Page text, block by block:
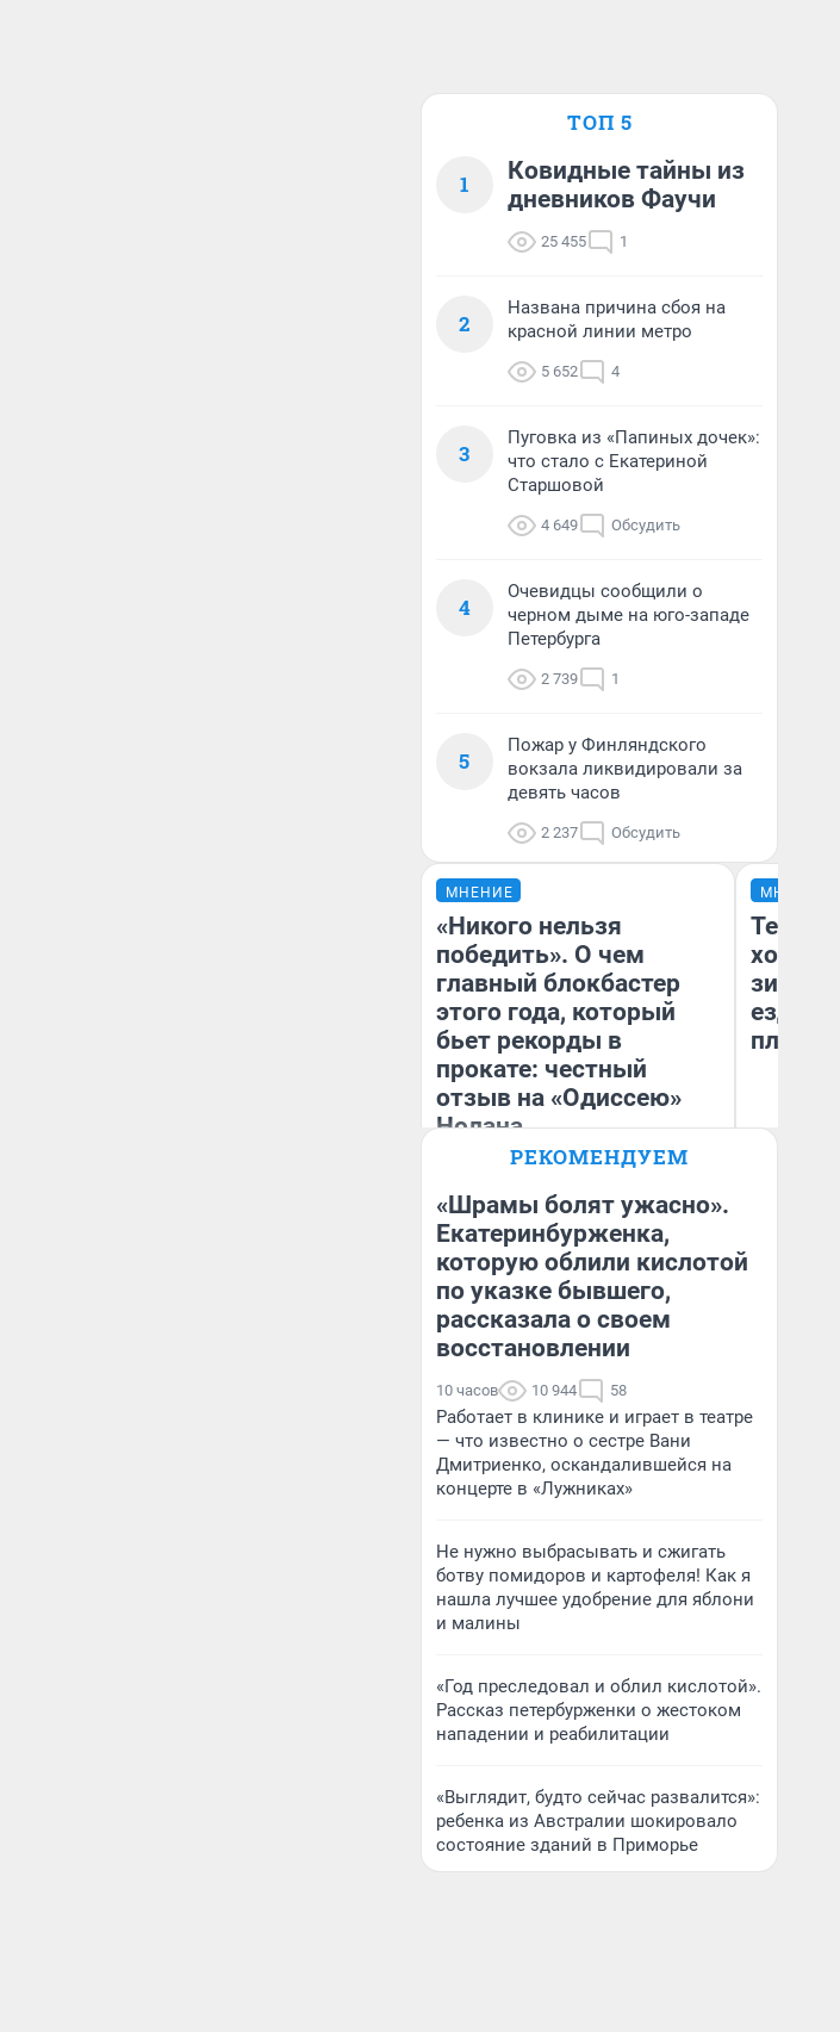
ТОП 5
1
Ковидные тайны из
дневников Фаучи
25 455 1
2
Названа причина сбоя на
красной линии метро
5 652 4
3
Пуговка из «Папиных дочек»:
что стало с Екатериной
Старшовой
4 649 Обсудить
4
Очевидцы сообщили о
черном дыме на юго-западе
Петербурга
2 739 1
5
Пожар у Финляндского
вокзала ликвидировали за
девять часов
2 237 Обсудить
МНЕНИЕ
«Никого нельзя
победить». О чем
главный блокбастер
этого года, который
бьет рекорды в
прокате: честный
отзыв на «Одиссею»
Нолана
Стас Соколов
МНЕНИЕ
Тепло
зимой.
ездит
плюсы
РЕКОМЕНДУЕМ
«Шрамы болят ужасно».
Екатеринбурженка,
которую облили кислотой
по указке бывшего,
рассказала о своем
восстановлении
10 часов 10 944 58
Работает в клинике и играет в театре
— что известно о сестре Вани
Дмитриенко, оскандалившейся на
концерте в «Лужниках»
Не нужно выбрасывать и сжигать
ботву помидоров и картофеля! Как я
нашла лучшее удобрение для яблони
и малины
«Год преследовал и облил кислотой».
Рассказ петербурженки о жестоком
нападении и реабилитации
«Выглядит, будто сейчас развалится»:
ребенка из Австралии шокировало
состояние зданий в Приморье